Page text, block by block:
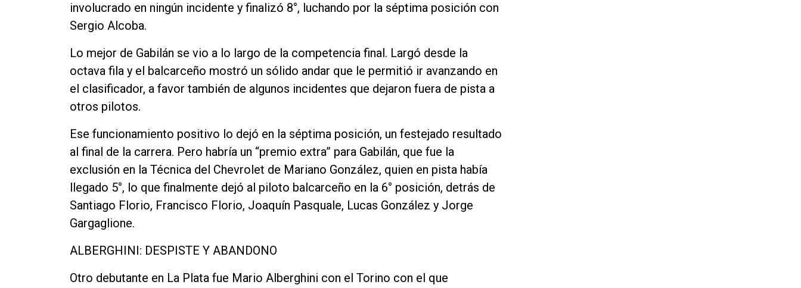
involucrado en ningún incidente y finalizó 8°, luchando por la séptima posición con
Sergio Alcoba.
Lo mejor de Gabilán se vio a lo largo de la competencia final. Largó desde la
octava fila y el balcarceño mostró un sólido andar que le permitió ir avanzando en
el clasificador, a favor también de algunos incidentes que dejaron fuera de pista a
otros pilotos.
Ese funcionamiento positivo lo dejó en la séptima posición, un festejado resultado
al final de la carrera. Pero habría un “premio extra” para Gabilán, que fue la
exclusión en la Técnica del Chevrolet de Mariano González, quien en pista había
llegado 5°, lo que finalmente dejó al piloto balcarceño en la 6° posición, detrás de
Santiago Florio, Francisco Florio, Joaquín Pasquale, Lucas González y Jorge
Gargaglione.
ALBERGHINI: DESPISTE Y ABANDONO
Otro debutante en La Plata fue Mario Alberghini con el Torino con el que